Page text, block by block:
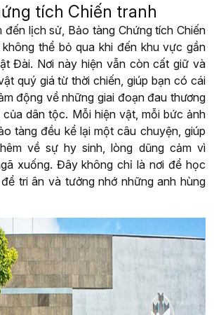
tích Chiến tranh
đến lịch sử, Bảo tàng Chứng tích Chiến
thể bỏ qua khi đến khu vực gần
Đài. Nơi này hiện vẫn còn cất giữ và
quý giá từ thời chiến, giúp bạn có cái
động về những giai đoạn đau thương
dân tộc. Mỗi hiện vật, mỗi bức ảnh
tàng đều kể lại một câu chuyện, giúp
về sự hy sinh, lòng dũng cảm vì
xuống. Đây không chỉ là nơi để học
tri ân và tưởng nhớ những anh hùng